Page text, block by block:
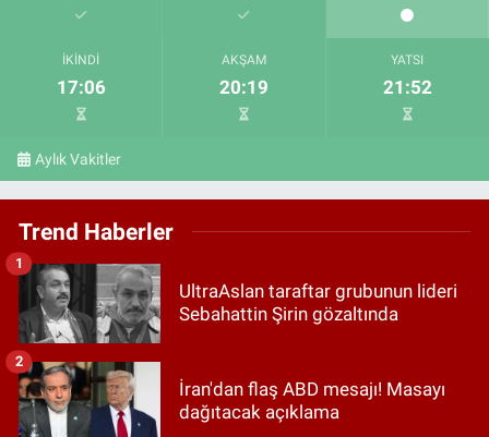
İKINDI
17:06
AKŞAM
20:19
YATSI
21:52
Aylık Vakitler
Trend Haberler
UltraAslan taraftar grubunun lideri
Sebahattin Şirin gözaltında
1
İran'dan flaş ABD mesajı! Masayı
dağıtacak açıklama
2